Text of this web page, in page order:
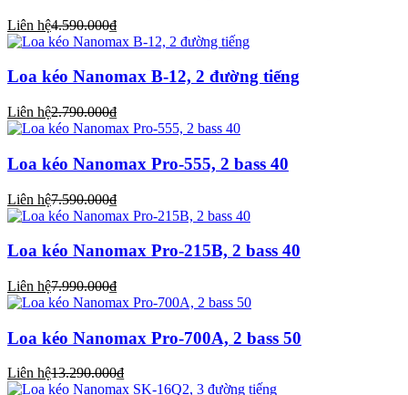
Liên hệ4.590.000₫
Loa kéo Nanomax B-12, 2 đường tiếng
Liên hệ2.790.000₫
Loa kéo Nanomax Pro-555, 2 bass 40
Liên hệ7.590.000₫
Loa kéo Nanomax Pro-215B, 2 bass 40
Liên hệ7.990.000₫
Loa kéo Nanomax Pro-700A, 2 bass 50
Liên hệ13.290.000₫